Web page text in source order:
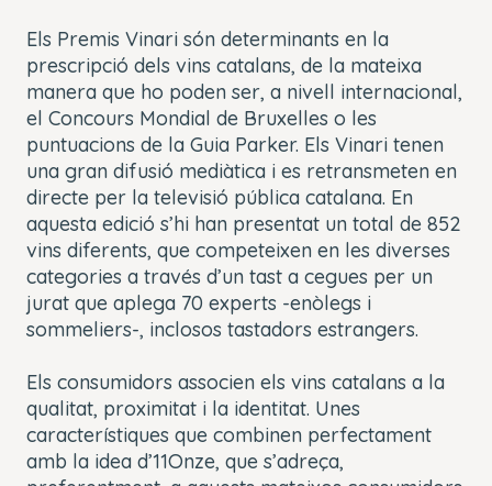
Els Premis Vinari són determinants en la
prescripció dels vins catalans, de la mateixa
manera que ho poden ser, a nivell internacional,
el Concours Mondial de Bruxelles o les
puntuacions de la Guia Parker. Els Vinari tenen
una gran difusió mediàtica i es retransmeten en
directe per la televisió pública catalana. En
aquesta edició s’hi han presentat un total de 852
vins diferents, que competeixen en les diverses
categories a través d’un tast a cegues per un
jurat que aplega 70 experts -enòlegs i
sommeliers-, inclosos tastadors estrangers.
Els consumidors associen els vins catalans a la
qualitat, proximitat i la identitat. Unes
característiques que combinen perfectament
amb la idea d’11Onze, que s’adreça,